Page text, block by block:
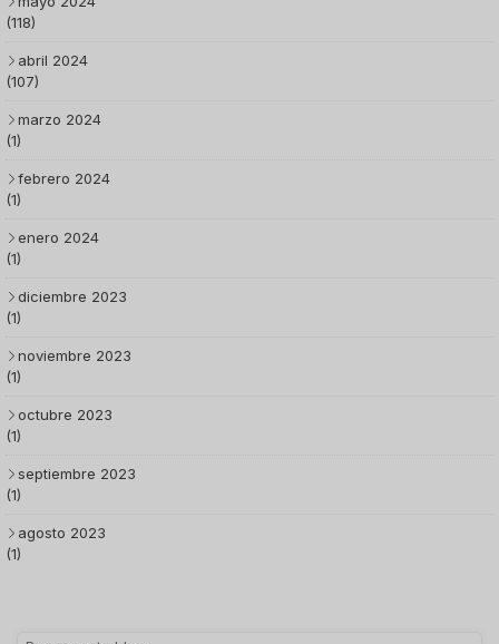
(118)
abril 2024
(107)
marzo 2024
(1)
febrero 2024
(1)
enero 2024
(1)
diciembre 2023
(1)
noviembre 2023
(1)
octubre 2023
(1)
septiembre 2023
(1)
agosto 2023
(1)